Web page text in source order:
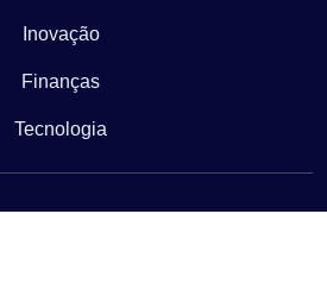
Inovação
Finanças
Tecnologia